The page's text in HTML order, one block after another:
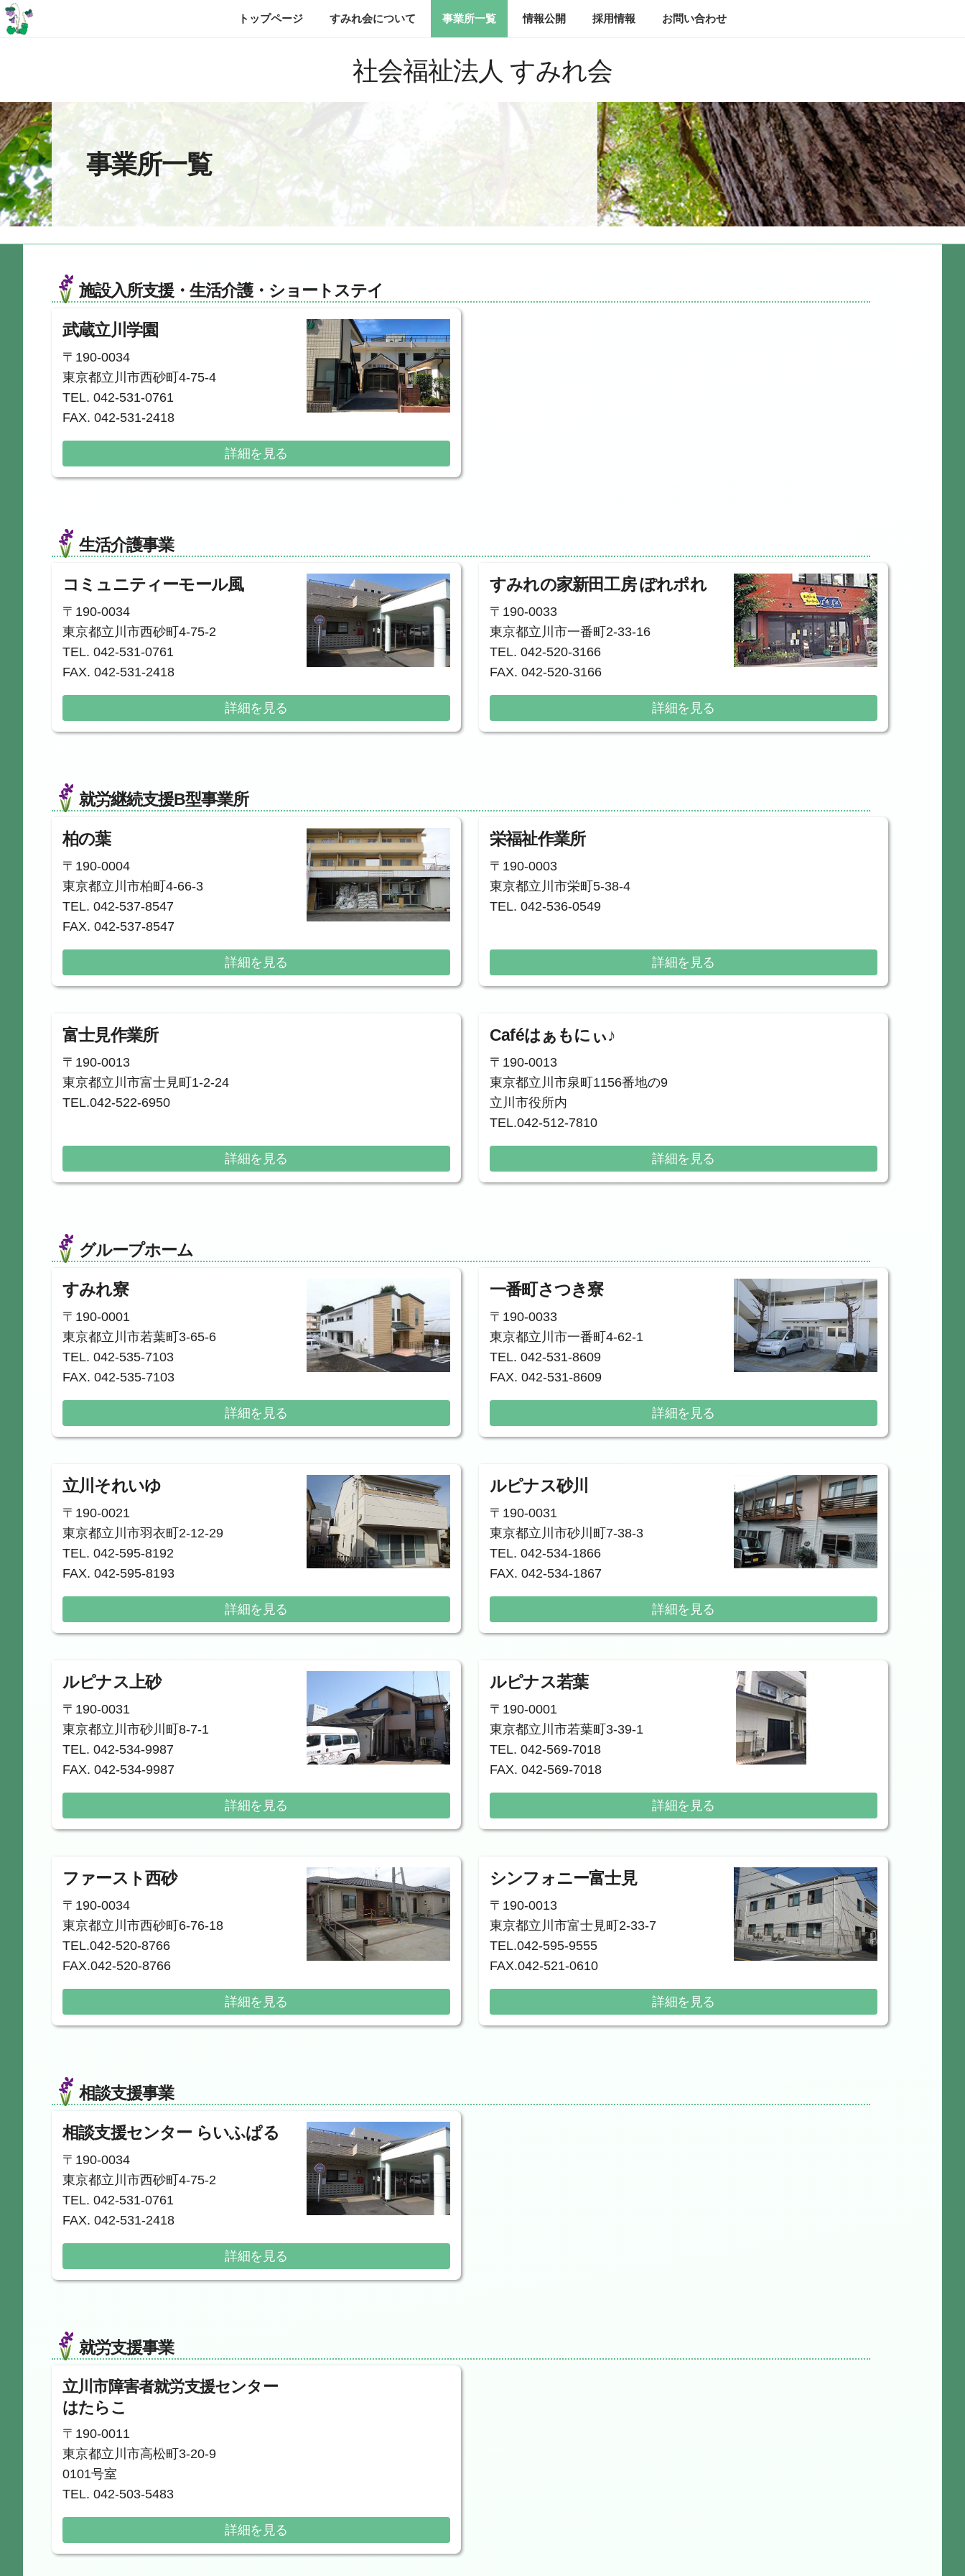
トップページ すみれ会について 事業所一覧 情報公開 採用情報 お問い合わせ
社会福祉法人 すみれ会
事業所一覧
施設入所支援・生活介護・ショートステイ
武蔵立川学園
〒190-0034
東京都立川市西砂町4-75-4
TEL. 042-531-0761
FAX. 042-531-2418
詳細を見る
生活介護事業
コミュニティーモール風
〒190-0034
東京都立川市西砂町4-75-2
TEL. 042-531-0761
FAX. 042-531-2418
詳細を見る
すみれの家新田工房 ぽれポれ
〒190-0033
東京都立川市一番町2-33-16
TEL. 042-520-3166
FAX. 042-520-3166
詳細を見る
就労継続支援B型事業所
柏の葉
〒190-0004
東京都立川市柏町4-66-3
TEL. 042-537-8547
FAX. 042-537-8547
詳細を見る
栄福祉作業所
〒190-0003
東京都立川市栄町5-38-4
TEL. 042-536-0549
詳細を見る
富士見作業所
〒190-0013
東京都立川市富士見町1-2-24
TEL.042-522-6950
詳細を見る
Caféはぁもにぃ♪
〒190-0013
東京都立川市泉町1156番地の9
立川市役所内
TEL.042-512-7810
詳細を見る
グループホーム
すみれ寮
〒190-0001
東京都立川市若葉町3-65-6
TEL. 042-535-7103
FAX. 042-535-7103
詳細を見る
一番町さつき寮
〒190-0033
東京都立川市一番町4-62-1
TEL. 042-531-8609
FAX. 042-531-8609
詳細を見る
立川それいゆ
〒190-0021
東京都立川市羽衣町2-12-29
TEL. 042-595-8192
FAX. 042-595-8193
詳細を見る
ルピナス砂川
〒190-0031
東京都立川市砂川町7-38-3
TEL. 042-534-1866
FAX. 042-534-1867
詳細を見る
ルピナス上砂
〒190-0031
東京都立川市砂川町8-7-1
TEL. 042-534-9987
FAX. 042-534-9987
詳細を見る
ルピナス若葉
〒190-0001
東京都立川市若葉町3-39-1
TEL. 042-569-7018
FAX. 042-569-7018
詳細を見る
ファースト西砂
〒190-0034
東京都立川市西砂町6-76-18
TEL.042-520-8766
FAX.042-520-8766
詳細を見る
シンフォニー富士見
〒190-0013
東京都立川市富士見町2-33-7
TEL.042-595-9555
FAX.042-521-0610
詳細を見る
相談支援事業
相談支援センター らいふぱる
〒190-0034
東京都立川市西砂町4-75-2
TEL. 042-531-0761
FAX. 042-531-2418
詳細を見る
就労支援事業
立川市障害者就労支援センター
はたらこ
〒190-0011
東京都立川市高松町3-20-9
0101号室
TEL. 042-503-5483
詳細を見る